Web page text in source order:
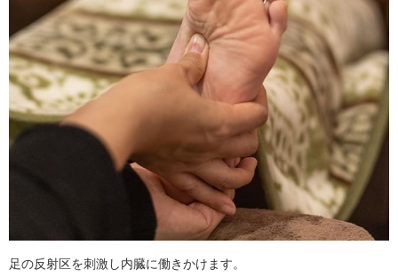
足の反射区を刺激し内臓に働きかけます。